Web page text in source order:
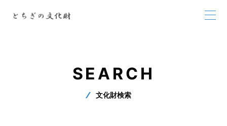
SEARCH
文化財検索